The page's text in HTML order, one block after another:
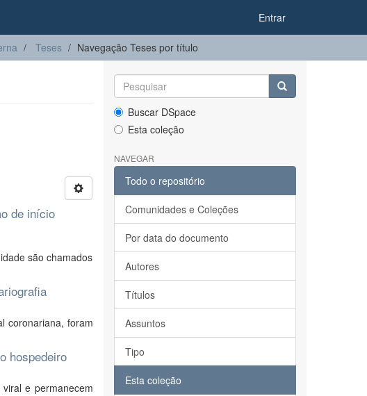
Entrar
Teses Navegação Teses por título
de início
são chamados
coronariana, foram
hospedeiro
e permanecem
Buscar DSpace
Esta coleção
NAVEGAR
Todo o repositório
Comunidades e Coleções
Por data do documento
Autores
Títulos
Assuntos
Tipo
Esta coleção